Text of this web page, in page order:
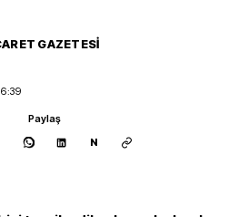
GAZETESI
Paylaş
N